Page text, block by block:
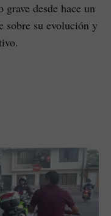
grave desde hace un
sobre su evolución y